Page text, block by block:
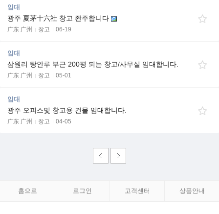
임대
광주 夏茅十六社 창고 좐주합니다
广东 广州 창고 06-19
임대
삼원리 탕안루 부근 200평 되는 창고/사무실 임대합니다.
广东 广州 창고 05-01
임대
광주 오피스및 창고용 건물 임대합니다.
广东 广州 창고 04-05
홈으로 로그인 고객센터 상품안내